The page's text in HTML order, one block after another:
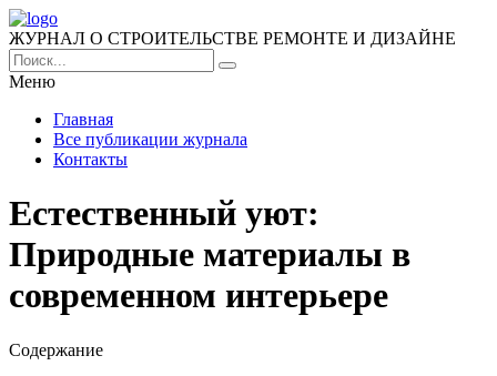
ЖУРНАЛ О СТРОИТЕЛЬСТВЕ РЕМОНТЕ И ДИЗАЙНЕ
Меню
Главная
Все публикации журнала
Контакты
Естественный уют:
Природные материалы в
современном интерьере
Содержание